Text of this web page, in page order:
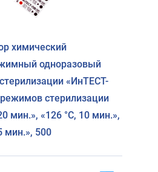
химический
одноразовый
«ИнТЕСТ-
стерилизации
мин.», «126 °C, 10 мин.»,
мин.», 500